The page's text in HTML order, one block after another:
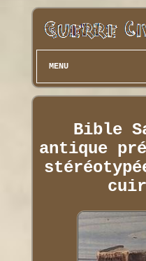
MENU
Bible
antique